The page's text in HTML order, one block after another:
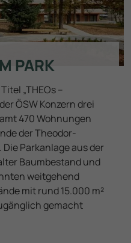
PARK
„THEOs –
ÖSW Konzern drei
470 Wohnungen
der Theodor-
Parkanlage aus der
Baumbestand und
weitgehend
mit rund 15.000 m²
gemacht
Sie in unserer